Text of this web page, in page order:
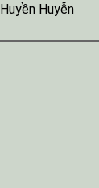
Huyền Huyễn